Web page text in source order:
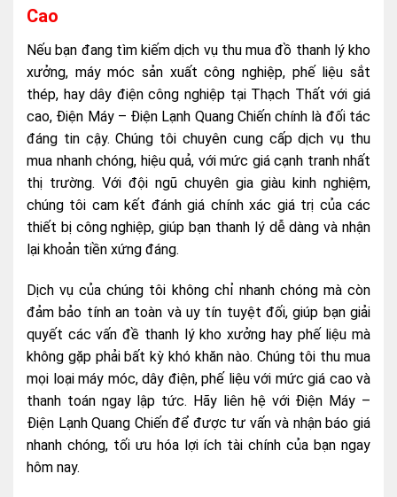
Cao
Nếu bạn đang tìm kiếm dịch vụ thu mua đồ thanh lý kho
xưởng, máy móc sản xuất công nghiệp, phế liệu sắt
thép, hay dây điện công nghiệp tại Thạch Thất với giá
cao, Điện Máy – Điện Lạnh Quang Chiến chính là đối tác
đáng tin cậy. Chúng tôi chuyên cung cấp dịch vụ thu
mua nhanh chóng, hiệu quả, với mức giá cạnh tranh nhất
thị trường. Với đội ngũ chuyên gia giàu kinh nghiệm,
chúng tôi cam kết đánh giá chính xác giá trị của các
thiết bị công nghiệp, giúp bạn thanh lý dễ dàng và nhận
lại khoản tiền xứng đáng.
Dịch vụ của chúng tôi không chỉ nhanh chóng mà còn
đảm bảo tính an toàn và uy tín tuyệt đối, giúp bạn giải
quyết các vấn đề thanh lý kho xưởng hay phế liệu mà
không gặp phải bất kỳ khó khăn nào. Chúng tôi thu mua
mọi loại máy móc, dây điện, phế liệu với mức giá cao và
thanh toán ngay lập tức. Hãy liên hệ với Điện Máy –
Điện Lạnh Quang Chiến để được tư vấn và nhận báo giá
nhanh chóng, tối ưu hóa lợi ích tài chính của bạn ngay
hôm nay.